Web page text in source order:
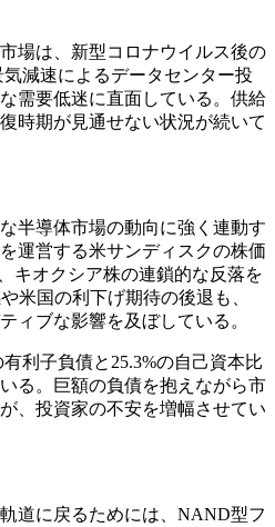
場は、新型コロナウイルス後の
減速によるデータセンター投
需要低迷に直面している。供給
時期が見通せない状況が続いて
半導体市場の動向に強く連動す
運営する米サンディスクの株価
キオクシア株の連鎖的な反落を
米国の利下げ期待の後退も、
ィブな影響を及ぼしている。
利子負債と25.3%の自己資本比
る。巨額の負債を抱えながら市
、投資家の不安を増幅させてい
道に戻るためには、NAND型フ